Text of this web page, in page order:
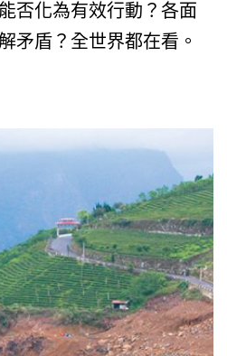
否化為有效行動？各面
矛盾？全世界都在看。